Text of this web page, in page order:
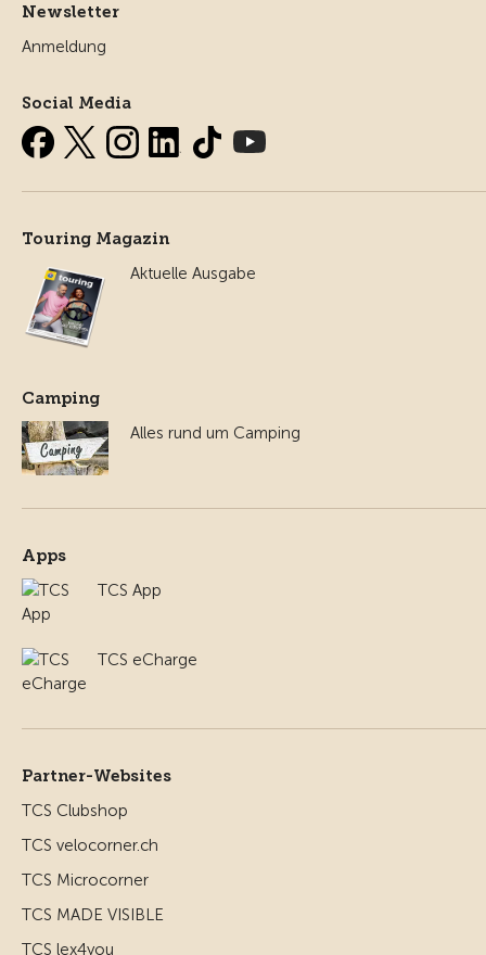
Newsletter
Anmeldung
Social Media
Touring Magazin
Aktuelle Ausgabe
Camping
Alles rund um Camping
Apps
TCS App
TCS eCharge
Partner-Websites
TCS Clubshop
TCS velocorner.ch
TCS Microcorner
TCS MADE VISIBLE
TCS lex4you